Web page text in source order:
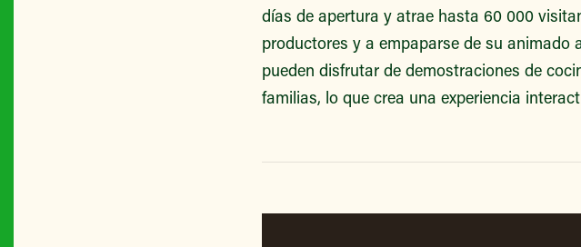
días de apertura y atrae hasta 60 000
productores y a empaparse de su
pueden disfrutar de demostraciones de
familias, lo que crea una experiencia